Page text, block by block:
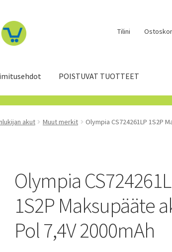
Tilini
POISTUVAT TUOTTEET
akut Muut merkit Olympia CS724261LP 1S2P
Olympia
1S2P Maksupääte
Pol 7,4V 2000mAh